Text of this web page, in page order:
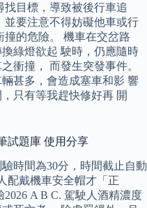
目標，導致被後行車追
並要注意不得妨礙他車或行
撞的危險。 機車在交岔路
綠燈欲起 駛時，仍應隨時
衝撞， 而發生突發事件。
甚多，會造成塞車和影 響
只有等我趕快修好再 開
試題庫 使用分享
時間為30分，時間截止自動
配戴機車安全帽才「正
A B C. 駕駛人酒精濃度